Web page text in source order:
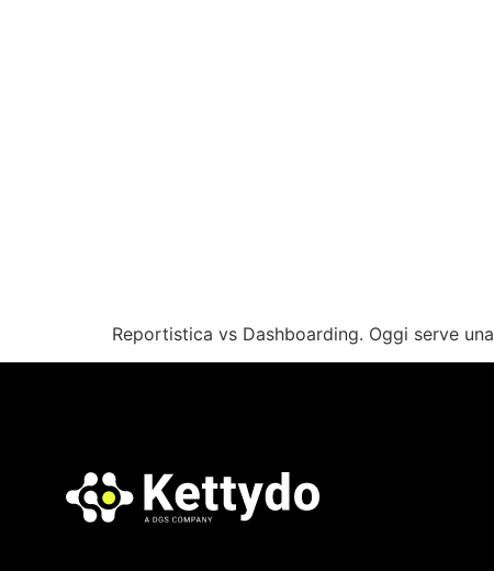
Reportistica vs Dashboarding. Oggi serve